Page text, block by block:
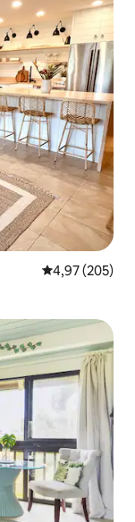
Évaluation
4,97 (205)